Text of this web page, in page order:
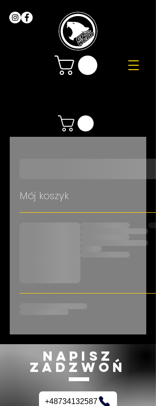
Mój koszyk
NAPISZ
ZADZWOŃ
+48734132587